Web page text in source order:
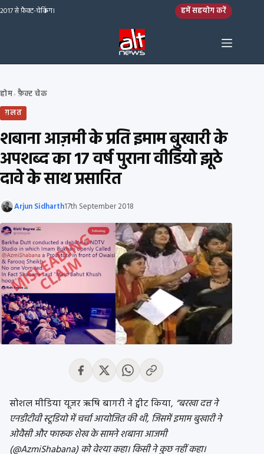
Skip to content
2017 से फ़ैक्ट-चेकिंग। हमें सहयोग करें
होम› फ़ैक्ट चेक
ग़लत
शबाना आज़मी के प्रति इमाम बुखारी के
अपशब्द का 17 वर्ष पुराना वीडियो झूठे
दावे के साथ प्रसारित
Arjun Sidharth17th September 2018
सोशल मीडिया यूजर ऋषि बागरी ने ट्वीट किया, “बरखा दत्त ने
एनडीटीवी स्टूडियो में चर्चा आयोजित की थी, जिसमें इमाम बुखारी ने
ओवैसी और फारूक शेख के सामने शबाना आजमी
(@AzmiShabana) को वेश्या कहा। किसी ने कुछ नहीं कहा।